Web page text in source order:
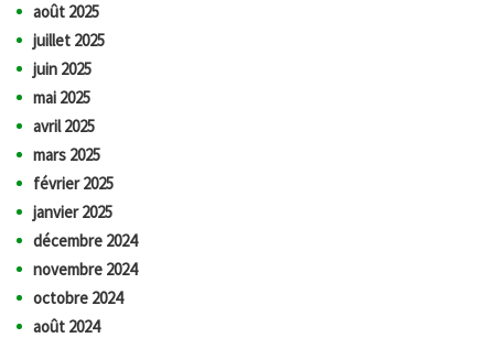
août 2025
juillet 2025
juin 2025
mai 2025
avril 2025
mars 2025
février 2025
janvier 2025
décembre 2024
novembre 2024
octobre 2024
août 2024